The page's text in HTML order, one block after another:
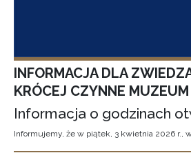
INFORMACJA DLA
KRÓCEJ CZYNNE MUZEUM
Informacja o godzinach
Informujemy, że w piątek, 3 kwietnia 2026 r.,